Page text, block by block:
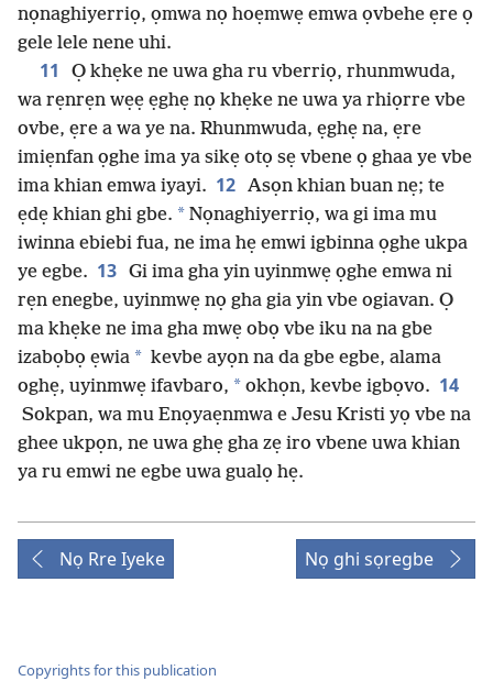
nọnaghiyerriọ, ọmwa nọ hoẹmwẹ emwa ọvbehe ẹre ọ
gele lele nene uhi.
11
Ọ khẹke ne uwa gha ru vberriọ, rhunmwuda,
wa rẹnrẹn wẹẹ ẹghẹ nọ khẹke ne uwa ya rhiọrre vbe
ovbe, ẹre a wa ye na. Rhunmwuda, ẹghẹ na, ẹre
imiẹnfan ọghe ima ya sikẹ otọ sẹ vbene ọ ghaa ye vbe
ima khian emwa iyayi. 12 Asọn khian buan nẹ; te
ẹdẹ khian ghi gbe. * Nọnaghiyerriọ, wa gi ima mu
iwinna ebiebi fua, ne ima hẹ emwi igbinna ọghe ukpa
ye egbe. 13 Gi ima gha yin uyinmwẹ ọghe emwa ni
rẹn enegbe, uyinmwẹ nọ gha gia yin vbe ogiavan. Ọ
ma khẹke ne ima gha mwẹ obọ vbe iku na na gbe
izabọbọ ẹwia * kevbe ayọn na da gbe egbe, alama
oghẹ, uyinmwẹ ifavbaro, * okhọn, kevbe igbọvo. 14
Sokpan, wa mu Enọyaẹnmwa e Jesu Kristi yọ vbe na
ghee ukpọn, ne uwa ghẹ gha zẹ iro vbene uwa khian
ya ru emwi ne egbe uwa gualọ hẹ.
Nọ Rre Iyeke Nọ ghi sọregbe
Copyrights for this publication